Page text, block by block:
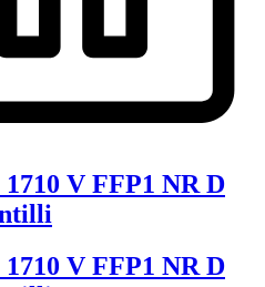
V FFP1 NR D
V FFP1 NR D